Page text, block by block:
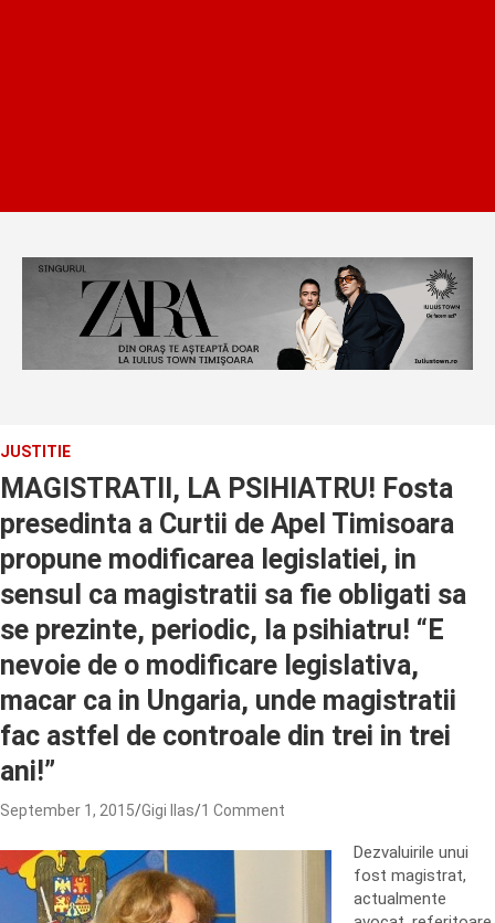
JUSTITIE
MAGISTRATII, LA PSIHIATRU! Fosta
presedinta a Curtii de Apel Timisoara
propune modificarea legislatiei, in
sensul ca magistratii sa fie obligati sa
se prezinte, periodic, la psihiatru! “E
nevoie de o modificare legislativa,
macar ca in Ungaria, unde magistratii
fac astfel de controale din trei in trei
ani!”
September 1, 2015 Gigi Ilas 1 Comment
Dezvaluirile unui
fost magistrat,
actualmente